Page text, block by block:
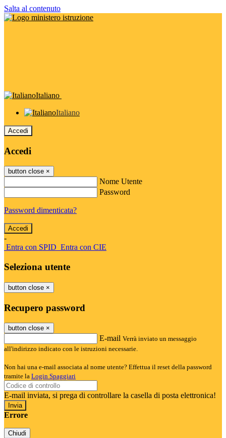
Salta al contenuto
Italiano
Italiano
Accedi
Accedi
button close ×
Nome Utente
Password
Password dimenticata?
-
Entra con SPID Entra con CIE
Seleziona utente
button close ×
Recupero password
button close ×
E-mail Verrà inviato un messaggio
all'indirizzo indicato con le istruzioni necessarie.
Non hai una e-mail associata al nome utente? Effettua il reset della password
tramite la Login Spaggiari
E-mail inviata, si prega di controllare la casella di posta elettronica!
Errore
Chiudi